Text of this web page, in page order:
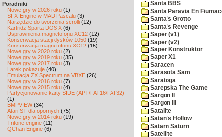
Poradniki
Nowe gry w 2026 roku (1)
SFX-Engine w MAD Pascalu (3)
Narzędzie do tworzenia scrolli (12)
Kartridż Sparta DOS X (6)
Usprawnienia magnetofonu XC12 (12)
Konserwacja stacji dysków 1050 (19)
Konserwacja magnetofonu XC12 (15)
Nowe gry w 2020 roku (2)
Nowe gry w 2019 roku (35)
Nowe gry w 2017 roku (3)
Larek pokazuje (40)
Emulacja ZX Spectrum na VBXE (26)
Nowe gry w 2016 roku (7)
Nowe gry w 2015 roku (4)
Partycjonowanie karty SIDE (APT/FAT16/FAT32)
(1)
BMPVIEW(34)
Atari ST dla opornych (75)
Nowe gry w 2014 roku (19)
Tritone engine (11)
QChan Engine (6)
Santa BBS
Santa Paravia En
Santa's Grotto
Santa's Revenge
Saper (v1)
Saper (v2)
Saper Konstruktor
Saper X1
Saracen
Sarasota Sam
Saratoga
Sarepska The Game
Sargon II
Sargon III
Satalite
Satan's Hollow
Satarn Saturn
Satellite